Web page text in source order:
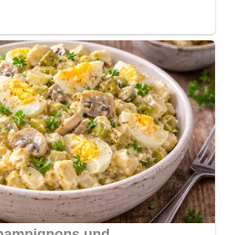
gebratene Fleisch mischen. Dabei
etwas Salz und 1 Prise Zucker
kurz aufkochen lassen und
auftragen. Das Gericht läßt
Schweinefleisch bereiten, dann mit
für die Frau, Leipzig, DDR, 1965
Newsletter!